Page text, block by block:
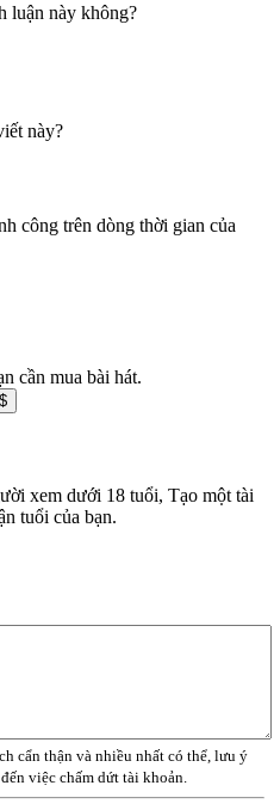
luận này không?
này?
công trên dòng thời gian của
cần mua bài hát.
xem dưới 18 tuổi, Tạo một tài
tuổi của bạn.
cẩn thận và nhiều nhất có thể, lưu ý
việc chấm dứt tài khoản.